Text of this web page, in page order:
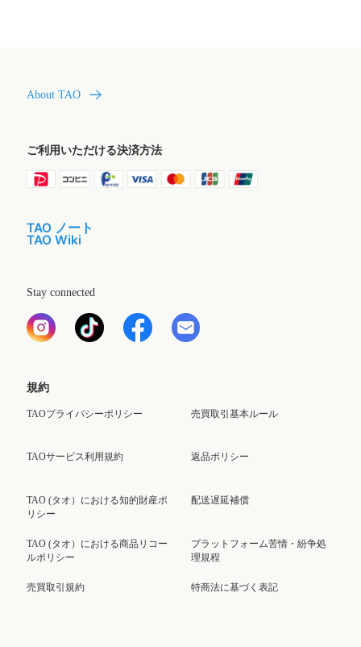
About TAO
ご利用いただける決済方法
TAO ノート
TAO Wiki
Stay connected
規約
TAOプライバシーポリシー
TAOサービス利用規約
TAO (タオ）における知的財産ポ
リシー
TAO (タオ）における商品リコー
ルポリシー
売買取引規約
売買取引基本ルール
返品ポリシー
配送遅延補償
プラットフォーム苦情・紛争処
理規程
特商法に基づく表記